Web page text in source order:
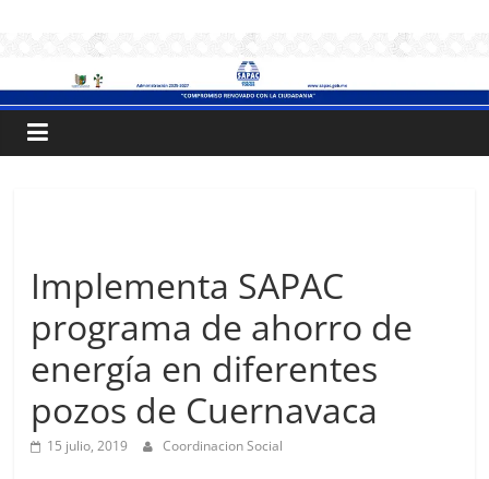
S
A
A
C
:.
Sistema
Implementa SAPAC
programa de ahorro de
energía en diferentes
pozos de Cuernavaca
15 julio, 2019 Coordinacion Social